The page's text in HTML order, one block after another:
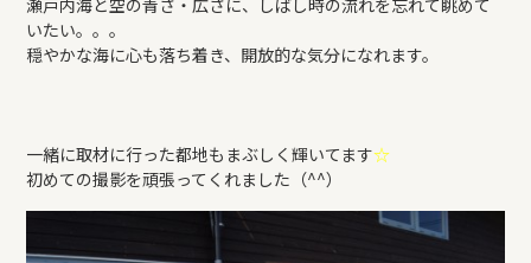
瀬戸内海と空の青さ・広さに、しばし時の流れを忘れて眺めて
いたい。。。
穏やかな海に心も落ち着き、開放的な気分になれます。
一緒に取材に行った都地もまぶしく輝いてます☆
初めての撮影を頑張ってくれました（^^）